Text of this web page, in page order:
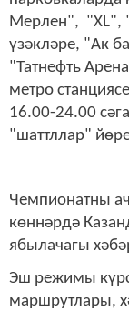
Мерлен", "XL",
үзәкләре, "Ак
"Татнефть
метро
16.00-24.00
"шаттллар"
Чемпионатны
көннәрдә
ябылачагы
Эш режимы
маршрутлары,